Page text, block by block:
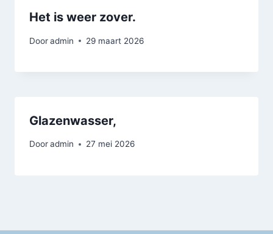
Het is weer zover.
Dooradmin 29 maart 2026
Glazenwasser,
Dooradmin 27 mei 2026